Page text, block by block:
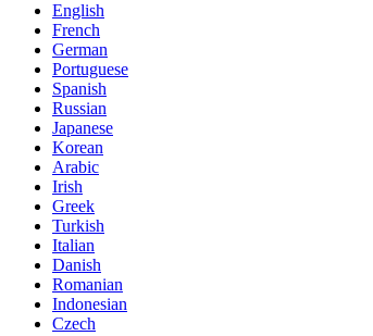
English
French
German
Portuguese
Spanish
Russian
Japanese
Korean
Arabic
Irish
Greek
Turkish
Italian
Danish
Romanian
Indonesian
Czech